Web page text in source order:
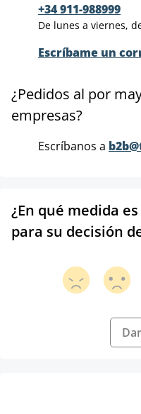
+34 911-988999
De lunes a viernes,
Escríbame un
¿Pedidos al por
empresas?
Escríbanos a
¿En qué medida
para su decisión